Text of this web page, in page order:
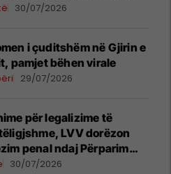
30/07/2026
i çuditshëm në Gjirin e
pamjet bëhen virale
29/07/2026
për legalizime të
LVV dorëzon
penal ndaj Përparim
dhe zyrtarëve të
30/07/2026